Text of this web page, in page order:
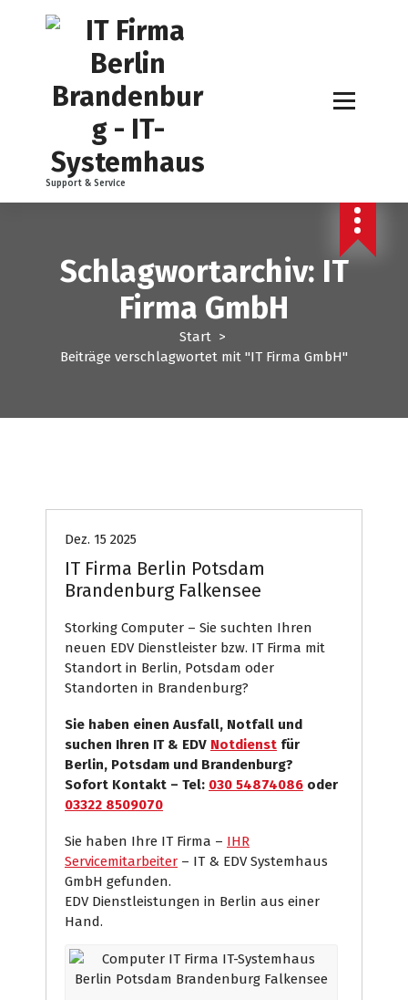
Support & Service
Schlagwortarchiv: IT
Firma GmbH
Start>
Beiträge verschlagwortet mit "IT Firma GmbH"
Dez. 15 2025
IT Firma Berlin Potsdam
Brandenburg Falkensee
Storking Computer – Sie suchten Ihren
neuen EDV Dienstleister bzw. IT Firma mit
Standort in Berlin, Potsdam oder
Standorten in Brandenburg?
Sie haben einen Ausfall, Notfall und
suchen Ihren IT & EDV Notdienst für
Berlin, Potsdam und Brandenburg?
Sofort Kontakt – Tel: 030 54874086 oder
03322 8509070
Sie haben Ihre IT Firma – IHR
Servicemitarbeiter – IT & EDV Systemhaus
GmbH gefunden.
EDV Dienstleistungen in Berlin aus einer
Hand.